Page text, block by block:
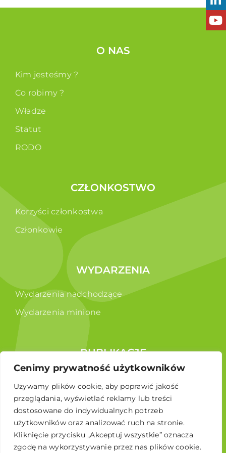
Cenimy prywatność użytkowników
Używamy plików cookie, aby poprawić jakość
przeglądania, wyświetlać reklamy lub treści
dostosowane do indywidualnych potrzeb
użytkowników oraz analizować ruch na stronie.
Kliknięcie przycisku „Akceptuj wszystkie” oznacza
zgodę na wykorzystywanie przez nas plików cookie.
O NAS
Kim jesteśmy ?
Co robimy ?
Władze
Statut
RODO
CZŁONKOSTWO
Korzyści członkostwa
Członkowie
WYDARZENIA
Wydarzenia nadchodzące
Wydarzenia minione
PUBLIKACJE
Raporty
Broszura edukacyjna